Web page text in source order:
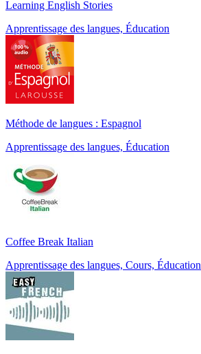
Learning English Stories
Apprentissage des langues, Éducation
Méthode de langues : Espagnol
Apprentissage des langues, Éducation
Coffee Break Italian
Apprentissage des langues, Cours, Éducation